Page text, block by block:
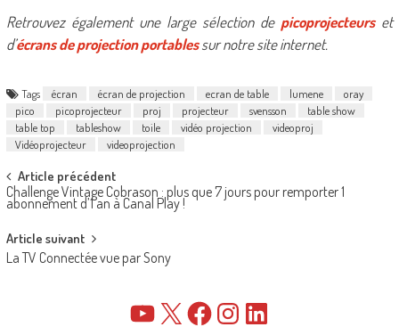
Retrouvez également une large sélection de picoprojecteurs et
d’écrans de projection portables sur notre site internet.
Tags écran écran de projection ecran de table lumene
oray
pico
picoprojecteur proj projecteur svensson
table show
table top
tableshow toile vidéo projection
videoproj
Vidéoprojecteur
videoprojection
Post
navigation
Article précédent
Challenge Vintage Cobrason : plus que 7 jours pour remporter 1
abonnement d’1 an à Canal Play !
Article suivant
La TV Connectée vue par Sony
YouTube FacebookInstagramLinkedIn